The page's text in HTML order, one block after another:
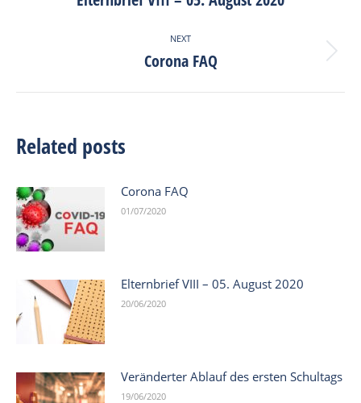
NEXT
Next
Corona FAQ
Related posts
Corona FAQ
01/07/2020
Elternbrief VIII – 05. August 2020
20/06/2020
Veränderter Ablauf des ersten Schultags
19/06/2020